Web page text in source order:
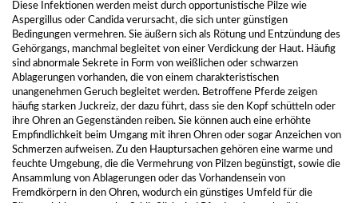
Diese Infektionen werden meist durch opportunistische Pilze wie
Aspergillus oder Candida verursacht, die sich unter günstigen
Bedingungen vermehren. Sie äußern sich als Rötung und Entzündung des
Gehörgangs, manchmal begleitet von einer Verdickung der Haut. Häufig
sind abnormale Sekrete in Form von weißlichen oder schwarzen
Ablagerungen vorhanden, die von einem charakteristischen
unangenehmen Geruch begleitet werden. Betroffene Pferde zeigen
häufig starken Juckreiz, der dazu führt, dass sie den Kopf schütteln oder
ihre Ohren an Gegenständen reiben. Sie können auch eine erhöhte
Empfindlichkeit beim Umgang mit ihren Ohren oder sogar Anzeichen von
Schmerzen aufweisen. Zu den Hauptursachen gehören eine warme und
feuchte Umgebung, die die Vermehrung von Pilzen begünstigt, sowie die
Ansammlung von Ablagerungen oder das Vorhandensein von
Fremdkörpern in den Ohren, wodurch ein günstiges Umfeld für die